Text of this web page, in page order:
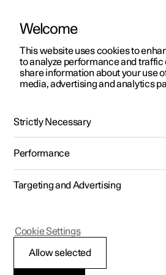
Polestar 2
Polestar 3
Polestar 4
Pre-owned
Shop
Mere
Udforsk Polestar 2
Kampagner
Nye lagerbiler
Prøvetur
Nye lagerbiler
Udforsk Polestar 4
Kampagner
Nye lagerbiler
Pre-owned-
Pre-owned Polestar 2
Kampagner til
Tilbud til
Nye lagerbiler
Byg din bil
Pre-owned
Prøvetur
Extras tilbehør
(Åbner i et nyt vindue)
Experiences
Firmabil
Find os
Servicelokationer
Ejerskab
Opladning
Om Polestar
Bæredygtighed
HåndbogVideogalleri
Midterdisplay
Polestar 2
Oversigt over
Welcome
This website uses cookies to
to analyze performance and traffic
share information about your use
media, advertising and analytics
Strictly Necessary
Performance
Targeting and Advertising
Allow selected
Cookie Settings